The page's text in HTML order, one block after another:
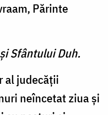
Părinte
Sfântului Duh.
al ju­decăţii
neîncetat ziua şi